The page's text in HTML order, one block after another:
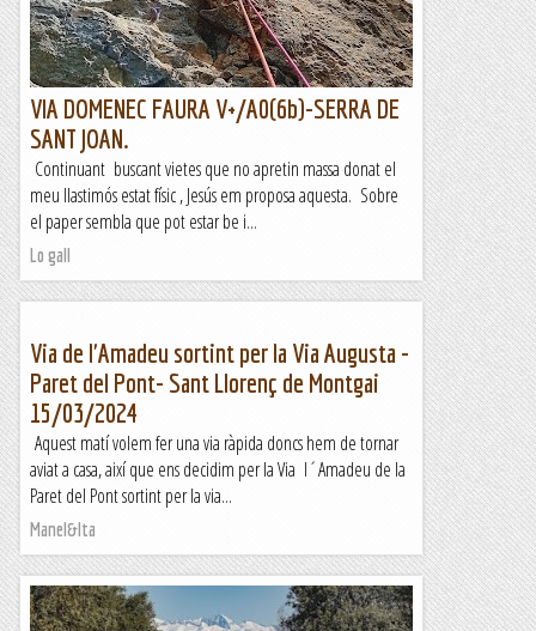
VIA DOMENEC FAURA V+/A0(6b)-SERRA DE
SANT JOAN.
Continuant buscant vietes que no apretin massa donat el
meu llastimós estat físic , Jesús em proposa aquesta. Sobre
el paper sembla que pot estar be i...
Lo gall
Via de l'Amadeu sortint per la Via Augusta -
Paret del Pont- Sant Llorenç de Montgai
15/03/2024
Aquest matí volem fer una via ràpida doncs hem de tornar
aviat a casa, així que ens decidim per la Via l´Amadeu de la
Paret del Pont sortint per la via...
Manel&Ita